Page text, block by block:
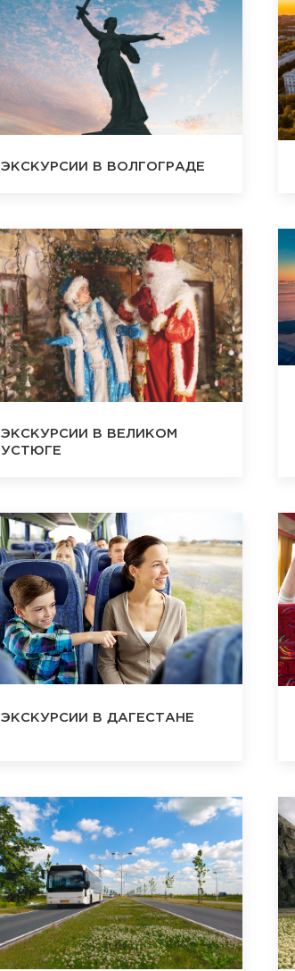
ЭКСКУРСИИ В ВОЛГОГРАДЕ
ЭКСКУРСИИ В ВЕЛИКОМ
УСТЮГЕ
ЭКСКУРСИИ В ДАГЕСТАНЕ